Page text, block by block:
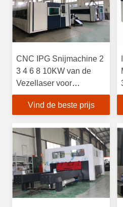
CNC IPG Snijmachine 2
3 4 6 8 10KW van de
Vezellaser voor
Staalknipsel
Vind de beste prijs